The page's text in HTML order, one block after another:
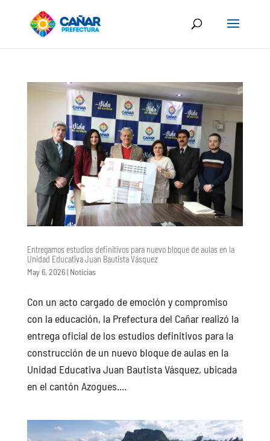
Entregamos estudios definitivos para nuevo bloque de aulas en la
Unidad Educativa Juan Bautista Vásquez
May 6, 2026| Noticias
Con un acto cargado de emoción y compromiso
con la educación, la Prefectura del Cañar realizó la
entrega oficial de los estudios definitivos para la
construcción de un nuevo bloque de aulas en la
Unidad Educativa Juan Bautista Vásquez, ubicada
en el cantón Azogues....